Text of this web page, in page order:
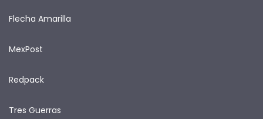
Flecha Amarilla
MexPost
Redpack
Tres Guerras